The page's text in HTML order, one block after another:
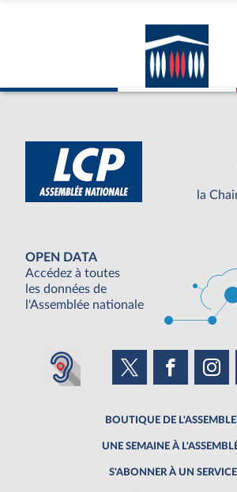
la
OPEN DATA
Accédez à toutes
les données de
l'Assemblée nationale
BOUTIQUE DE
UNE SEMAINE À
S'ABONNER À UN SERVICE